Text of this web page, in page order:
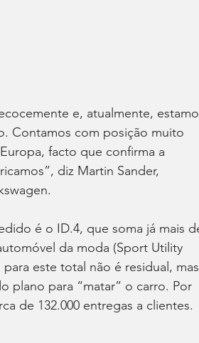
e, atualmente,
Contamos com posição muito
facto que confirma a
diz Martin Sander,
é o ID.4, que soma já mais
da moda (Sport Utility
este total não é residual,
plano para “matar” o carro. Por
de 132.000 entregas a clientes.